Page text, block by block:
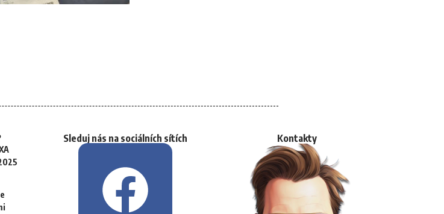
Sleduj nás na sociálních sítích Kontakty